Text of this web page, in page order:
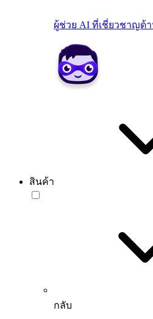
ผู้ช่วย AI ที่เชี่ยวชาญด้
สินค้า
กลับ